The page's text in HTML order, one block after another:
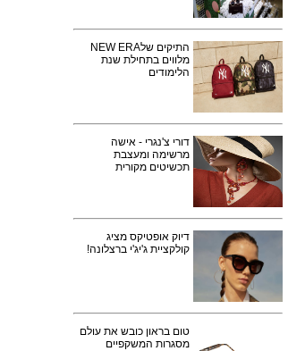
התיקים שלNEW ERA
מלווים בתחילת שנת
הלימודים
דורי צ'נגרי - אישה
מרשימה ומעצבת
תכשיטים מקורית
דיוק אופטיקס מציג
קולקציית ג'יג'י ברצלונה!
טום בראון כובש את עולם
מסגרות המשקפיים